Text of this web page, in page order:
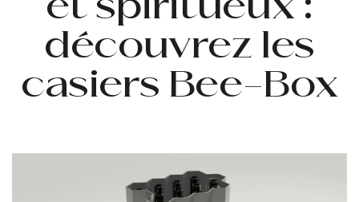
et spiritueux :
découvrez les
casiers Bee-Box